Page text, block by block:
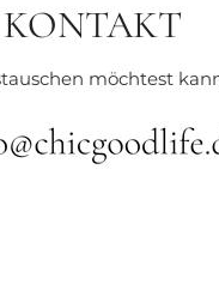
KONTAKT
möchtest